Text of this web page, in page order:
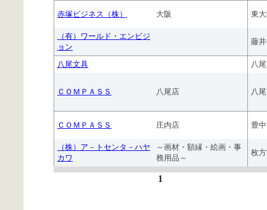
赤塚ビジネス（株） 大阪 東
（有）ワールド・エンビジ
ョン
藤
八尾文具 八
ＣＯＭＰＡＳＳ 八尾店 八
ＣＯＭＰＡＳＳ 庄内店 豊
（株）ア－トセンタ－ハヤ
カワ
～画材・額縁・絵画・事
務用品～
枚
1